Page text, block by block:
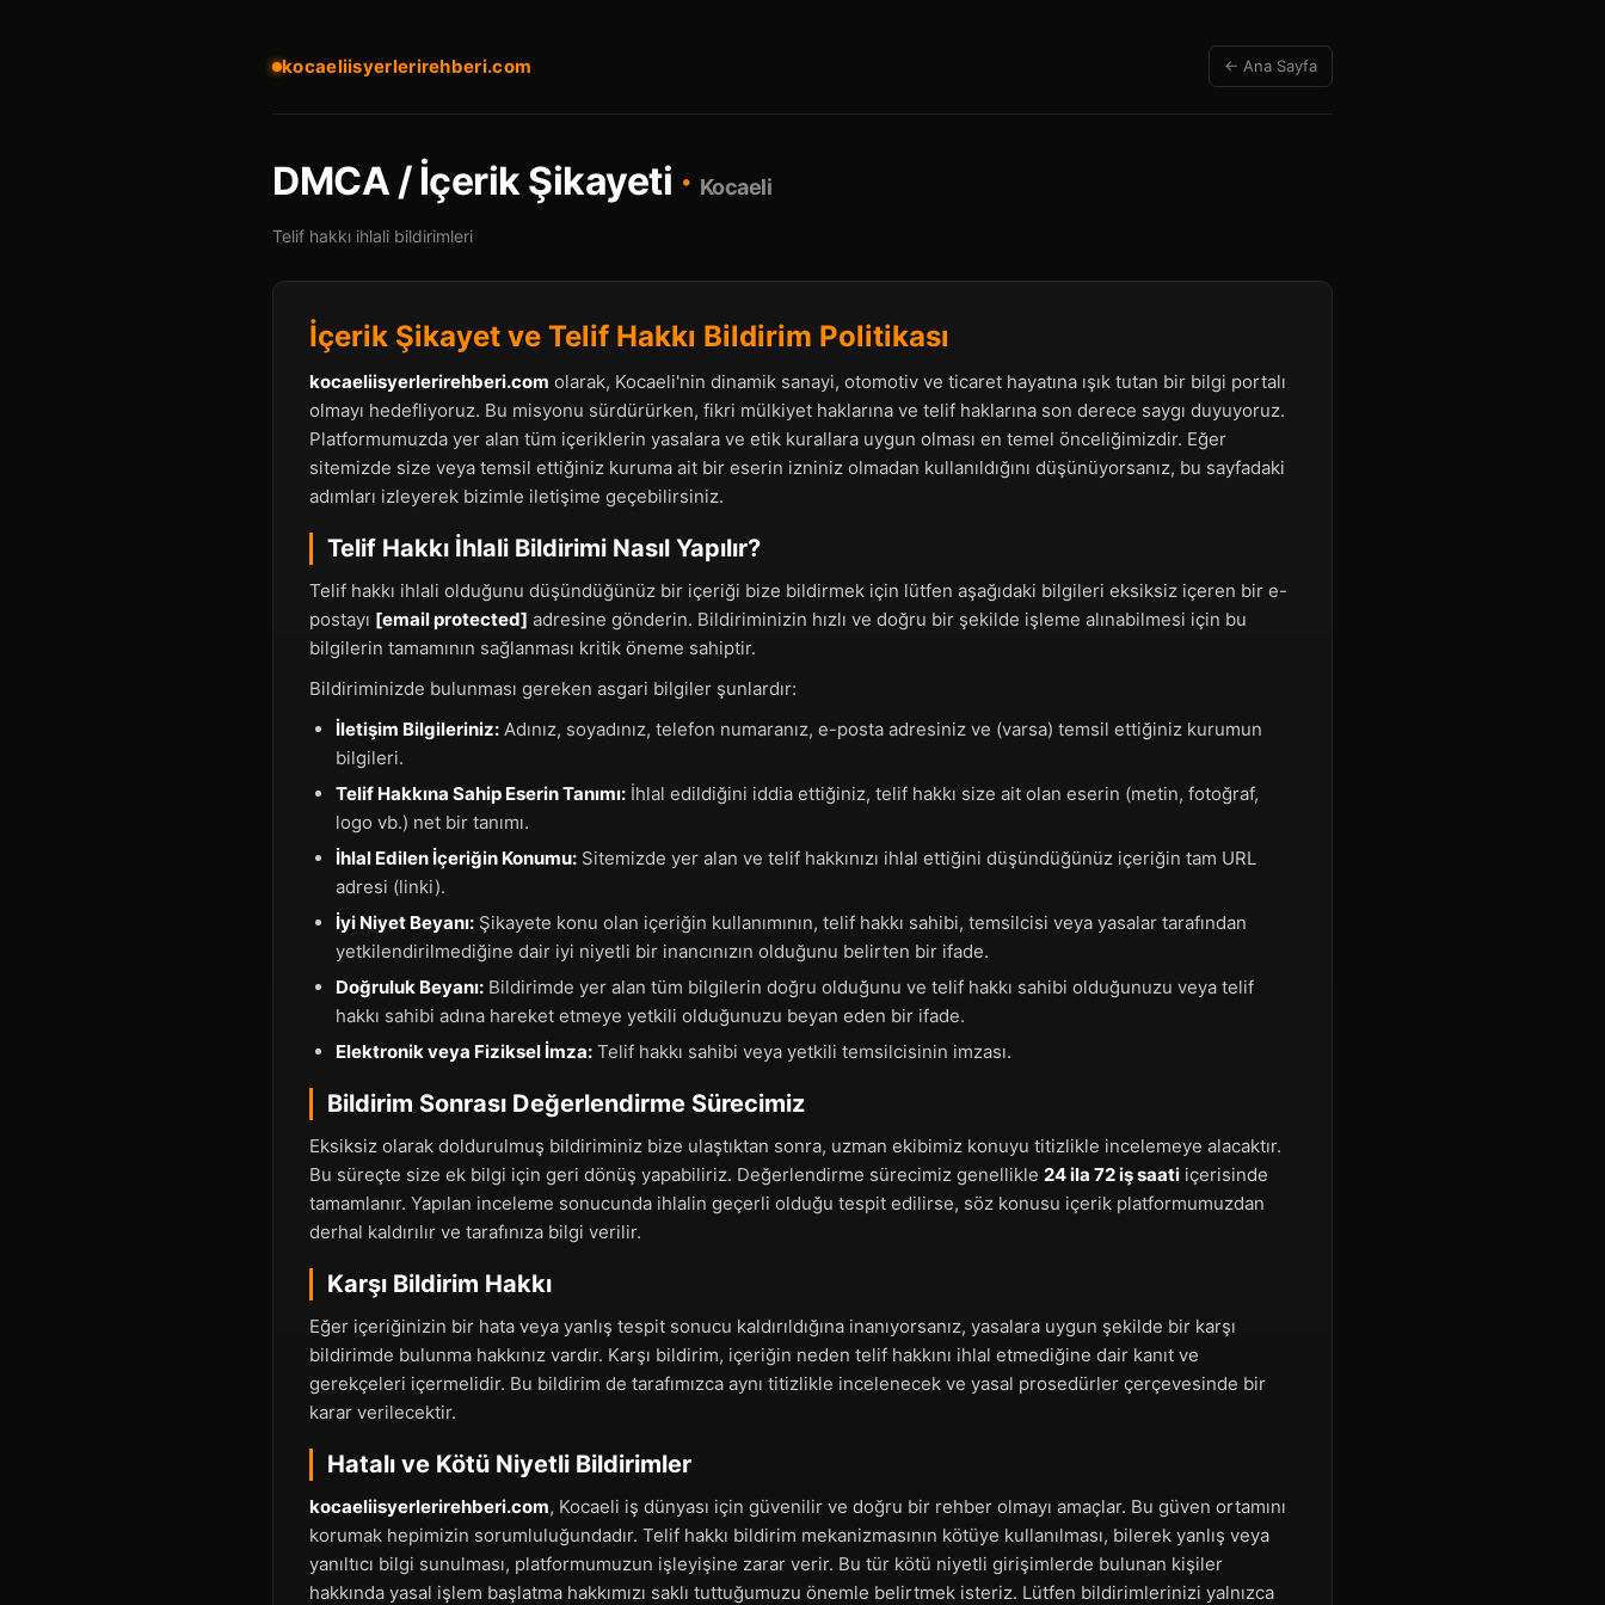
kocaeliisyerlerirehberi.com ← Ana Sayfa
DMCA / İçerik Şikayeti · Kocaeli
Telif hakkı ihlali bildirimleri
İçerik Şikayet ve Telif Hakkı Bildirim Politikası
kocaeliisyerlerirehberi.com olarak, Kocaeli'nin dinamik sanayi, otomotiv ve ticaret hayatına ışık tutan bir bilgi portalı
olmayı hedefliyoruz. Bu misyonu sürdürürken, fikri mülkiyet haklarına ve telif haklarına son derece saygı duyuyoruz.
Platformumuzda yer alan tüm içeriklerin yasalara ve etik kurallara uygun olması en temel önceliğimizdir. Eğer
sitemizde size veya temsil ettiğiniz kuruma ait bir eserin izniniz olmadan kullanıldığını düşünüyorsanız, bu sayfadaki
adımları izleyerek bizimle iletişime geçebilirsiniz.
Telif Hakkı İhlali Bildirimi Nasıl Yapılır?
Telif hakkı ihlali olduğunu düşündüğünüz bir içeriği bize bildirmek için lütfen aşağıdaki bilgileri eksiksiz içeren bir e-
postayı [email protected] adresine gönderin. Bildiriminizin hızlı ve doğru bir şekilde işleme alınabilmesi için bu
bilgilerin tamamının sağlanması kritik öneme sahiptir.
Bildiriminizde bulunması gereken asgari bilgiler şunlardır:
İletişim Bilgileriniz: Adınız, soyadınız, telefon numaranız, e-posta adresiniz ve (varsa) temsil ettiğiniz kurumun
bilgileri.
Telif Hakkına Sahip Eserin Tanımı: İhlal edildiğini iddia ettiğiniz, telif hakkı size ait olan eserin (metin, fotoğraf,
logo vb.) net bir tanımı.
İhlal Edilen İçeriğin Konumu: Sitemizde yer alan ve telif hakkınızı ihlal ettiğini düşündüğünüz içeriğin tam URL
adresi (linki).
İyi Niyet Beyanı: Şikayete konu olan içeriğin kullanımının, telif hakkı sahibi, temsilcisi veya yasalar tarafından
yetkilendirilmediğine dair iyi niyetli bir inancınızın olduğunu belirten bir ifade.
Doğruluk Beyanı: Bildirimde yer alan tüm bilgilerin doğru olduğunu ve telif hakkı sahibi olduğunuzu veya telif
hakkı sahibi adına hareket etmeye yetkili olduğunuzu beyan eden bir ifade.
Elektronik veya Fiziksel İmza: Telif hakkı sahibi veya yetkili temsilcisinin imzası.
Bildirim Sonrası Değerlendirme Sürecimiz
Eksiksiz olarak doldurulmuş bildiriminiz bize ulaştıktan sonra, uzman ekibimiz konuyu titizlikle incelemeye alacaktır.
Bu süreçte size ek bilgi için geri dönüş yapabiliriz. Değerlendirme sürecimiz genellikle 24 ila 72 iş saati içerisinde
tamamlanır. Yapılan inceleme sonucunda ihlalin geçerli olduğu tespit edilirse, söz konusu içerik platformumuzdan
derhal kaldırılır ve tarafınıza bilgi verilir.
Karşı Bildirim Hakkı
Eğer içeriğinizin bir hata veya yanlış tespit sonucu kaldırıldığına inanıyorsanız, yasalara uygun şekilde bir karşı
bildirimde bulunma hakkınız vardır. Karşı bildirim, içeriğin neden telif hakkını ihlal etmediğine dair kanıt ve
gerekçeleri içermelidir. Bu bildirim de tarafımızca aynı titizlikle incelenecek ve yasal prosedürler çerçevesinde bir
karar verilecektir.
Hatalı ve Kötü Niyetli Bildirimler
kocaeliisyerlerirehberi.com, Kocaeli iş dünyası için güvenilir ve doğru bir rehber olmayı amaçlar. Bu güven ortamını
korumak hepimizin sorumluluğundadır. Telif hakkı bildirim mekanizmasının kötüye kullanılması, bilerek yanlış veya
yanıltıcı bilgi sunulması, platformumuzun işleyişine zarar verir. Bu tür kötü niyetli girişimlerde bulunan kişiler
hakkında yasal işlem başlatma hakkımızı saklı tuttuğumuzu önemle belirtmek isteriz. Lütfen bildirimlerinizi yalnızca